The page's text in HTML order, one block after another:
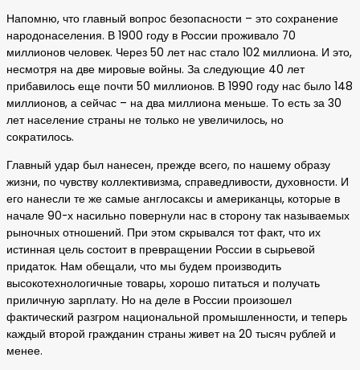
Напомню, что главный вопрос безопасности – это сохранение
народонаселения. В 1900 году в России проживало 70
миллионов человек. Через 50 лет нас стало 102 миллиона. И это,
несмотря на две мировые войны. За следующие 40 лет
прибавилось еще почти 50 миллионов. В 1990 году нас было 148
миллионов, а сейчас – на два миллиона меньше. То есть за 30
лет население страны не только не увеличилось, но
сократилось.
Главный удар был нанесен, прежде всего, по нашему образу
жизни, по чувству коллективизма, справедливости, духовности. И
его нанесли те же самые англосаксы и американцы, которые в
начале 90-х насильно повернули нас в сторону так называемых
рыночных отношений. При этом скрывался тот факт, что их
истинная цель состоит в превращении России в сырьевой
придаток. Нам обещали, что мы будем производить
высокотехнологичные товары, хорошо питаться и получать
приличную зарплату. Но на деле в России произошел
фактический разгром национальной промышленности, и теперь
каждый второй гражданин страны живет на 20 тысяч рублей и
менее.